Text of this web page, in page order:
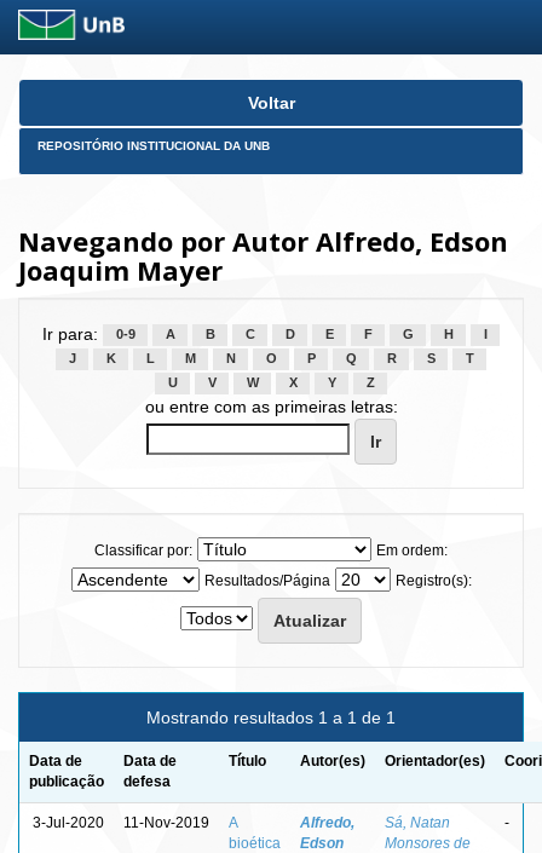
Skip
Voltar
REPOSITÓRIO INSTITUCIONAL DA UNB
Navegando por Autor Alfredo, Edson
Joaquim Mayer
Ir para: 0-9 A B C D E F G H
J
K L M N O P Q R S
T
U
V W X Y Z
ou entre com as primeiras letras:
Classificar por:
Em ordem:
Resultados/Página
Registro(s):
Mostrando resultados 1 a 1 de 1
Data de
publicação
Data de
defesa
Título Autor(es) Orientador(es)
3-Jul-2020 11-Nov-2019
A
bioética
Alfredo,
Edson
Sá, Natan
Monsores de
-